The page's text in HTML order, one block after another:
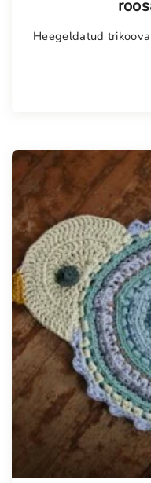
Heegeldatud